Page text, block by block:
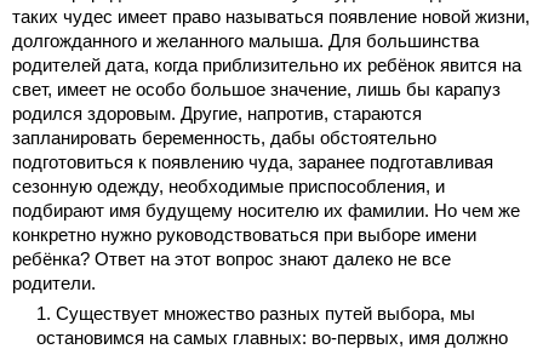
таких чудес имеет право называться появление новой жизни,
долгожданного и желанного малыша. Для большинства
родителей дата, когда приблизительно их ребёнок явится на
свет, имеет не особо большое значение, лишь бы карапуз
родился здоровым. Другие, напротив, стараются
запланировать беременность, дабы обстоятельно
подготовиться к появлению чуда, заранее подготавливая
сезонную одежду, необходимые приспособления, и
подбирают имя будущему носителю их фамилии. Но чем же
конкретно нужно руководствоваться при выборе имени
ребёнка? Ответ на этот вопрос знают далеко не все
родители.
Существует множество разных путей выбора, мы
остановимся на самых главных: во-первых, имя должно